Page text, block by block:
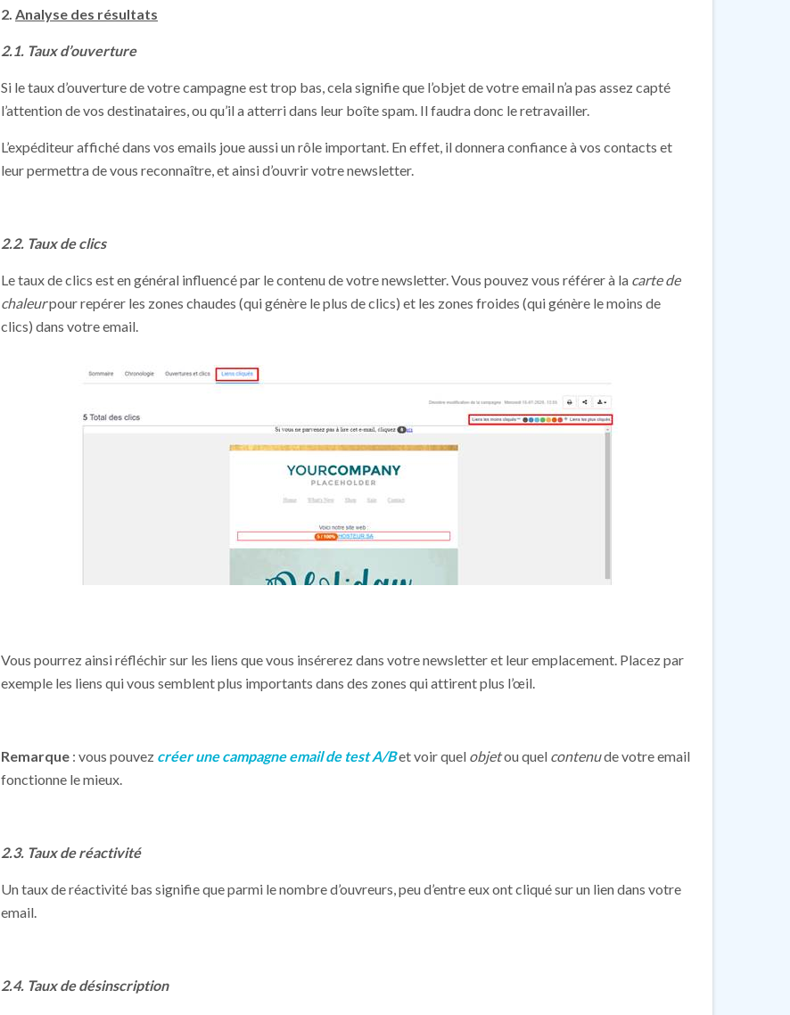
2. Analyse des résultats
2.1. Taux d’ouverture
Si le taux d’ouverture de votre campagne est trop bas, cela signifie que l’objet de votre email n’a pas assez capté
l’attention de vos destinataires, ou qu’il a atterri dans leur boîte spam. Il faudra donc le retravailler.
L’expéditeur affiché dans vos emails joue aussi un rôle important. En effet, il donnera confiance à vos contacts et
leur permettra de vous reconnaître, et ainsi d’ouvrir votre newsletter.
2.2. Taux de clics
Le taux de clics est en général influencé par le contenu de votre newsletter. Vous pouvez vous référer à la carte de
chaleurpour repérer les zones chaudes (qui génère le plus de clics) et les zones froides (qui génère le moins de
clics) dans votre email.
Vous pourrez ainsi réfléchir sur les liens que vous insérerez dans votre newsletter et leur emplacement. Placez par
exemple les liens qui vous semblent plus importants dans des zones qui attirent plus l’œil.
Remarque : vous pouvez créer une campagne email de test A/Bet voir quel objetou quel contenude votre email
fonctionne le mieux.
2.3. Taux de réactivité
Un taux de réactivité bas signifie que parmi le nombre d’ouvreurs, peu d’entre eux ont cliqué sur un lien dans votre
email.
2.4. Taux de désinscription